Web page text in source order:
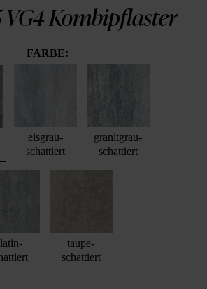
VG4 Kombipflaster
FARBE:
eisgrau-
schattiert
granitgrau-
schattiert
taupe-
schattiert